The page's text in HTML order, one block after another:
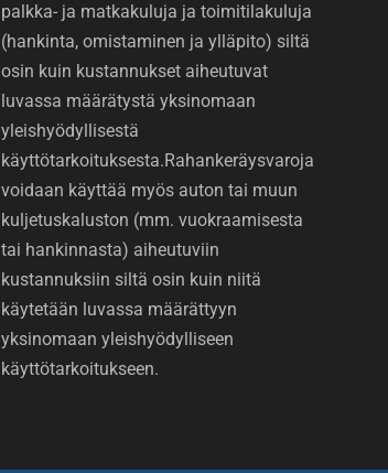
palkka- ja matkakuluja ja toimitilakuluja
(hankinta, omistaminen ja ylläpito) siltä
osin kuin kustannukset aiheutuvat
luvassa määrätystä yksinomaan
yleishyödyllisestä
käyttötarkoituksesta.Rahankeräysvaroja
voidaan käyttää myös auton tai muun
kuljetuskaluston (mm. vuokraamisesta
tai hankinnasta) aiheutuviin
kustannuksiin siltä osin kuin niitä
käytetään luvassa määrättyyn
yksinomaan yleishyödylliseen
käyttötarkoitukseen.